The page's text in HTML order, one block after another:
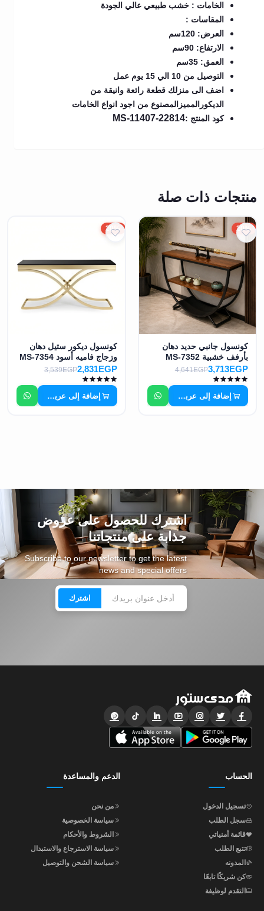
الخامات : خشب طبيعي عالي الجودة
المقاسات :
العرض: 120سم
الارتفاع: 90سم
العمق: 35سم
التوصيل من 10 الي 15 يوم عمل
اضف الى منزلك قطعة رائعة وانيقة من
الديكورالمميزالمصنوع من اجود انواع الخامات
كود المنتج :MS-11407-22814
منتجات ذات صلة
20%
كونسول جانبي حديد دهان
بأرفف خشبية MS-7352
3,713EGP
4,641EGP
إضافة إلى عربة التسوق
20%
كونسول ديكور ستيل دهان
وزجاج فاميه أسود MS-7354
2,831EGP
3,539EGP
إضافة إلى عربة التسوق
اشترك للحصول على عروض
جذابة على منتجاتنا
Subscribe to our newsletter to get the latest
news and special offers
اشترك
الحساب
تسجيل الدخول
سجل الطلب
قائمة أمنياتي
تتبع الطلب
المدونه
كن شريكًا تابعًا
التقدم لوظيفة
الدعم والمساعدة
من نحن
سياسة الخصوصية
الشروط والأحكام
سياسة الاسترجاع والاستبدال
سياسة الشحن والتوصيل